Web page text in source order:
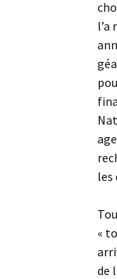
l’a
les
«
de